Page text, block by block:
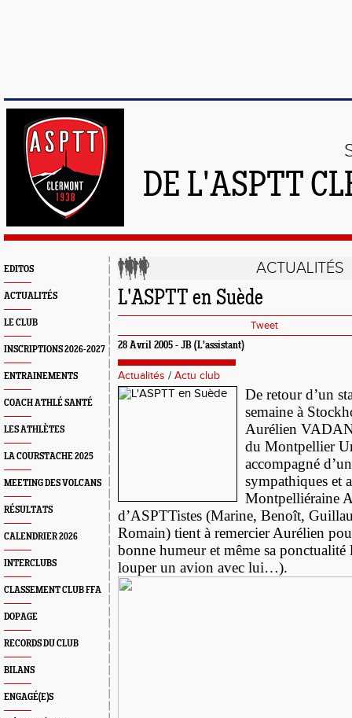
DE L'ASPTT
EDITOS
ACTUALITÉS
LE CLUB
INSCRIPTIONS 2026-2027
ENTRAINEMENTS
COACH ATHLÉ SANTÉ
LES ATHLÈTES
LA COURSTACHE 2025
MEETING DES VOLCANS
RÉSULTATS
CALENDRIER 2026
INTERCLUBS
CLASSEMENT CLUB FFA
DOPAGE
RECORDS DU CLUB
BILANS
ENGAGÉ(E)S
ACTUALITÉS
L'ASPTT en Suède
Tweet
28 Avril 2005 - JB (L'assistant)
Actualités / Actu club
De retour d’un
semaine à
Aurélien
du Montpellier
accompagné
sympathiques et
Montpelliéraine
d’ASPTTistes (Marine, Benoît,
Romain) tient à remercier Aurélien
bonne humeur et même sa
louper un avion avec lui…).